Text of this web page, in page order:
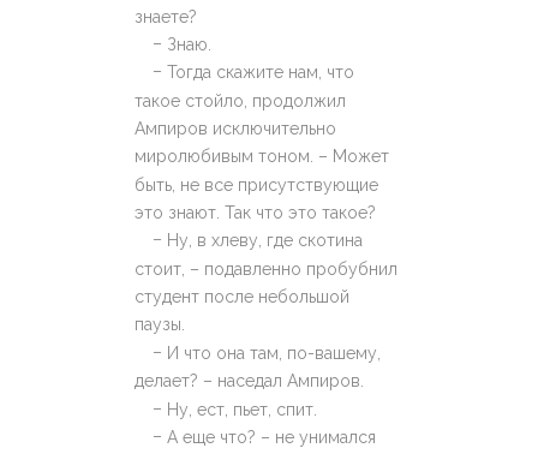
знаете?
– Знаю.
–
Тогда скажите нам, что
такое стойло, продолжил
Ампиров исключительно
миролюбивым тоном. – Может
быть, не все присутствующие
это знают. Так что это такое?
– Ну, в хлеву, где скотина
стоит, – подавленно пробубнил
студент после небольшой
паузы.
– И что она там, по-вашему,
делает? – наседал Ампиров.
– Ну, ест, пьет, спит.
– А еще что? – не унимался